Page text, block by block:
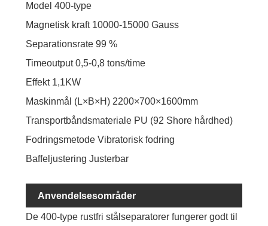
Model 400-type
Magnetisk kraft 10000-15000 Gauss
Separationsrate 99 %
Timeoutput 0,5-0,8 tons/time
Effekt 1,1KW
Maskinmål (L×B×H) 2200×700×1600mm
Transportbåndsmateriale PU (92 Shore hårdhed)
Fodringsmetode Vibratorisk fodring
Baffeljustering Justerbar
Anvendelsesområder
De 400-type rustfri stålseparatorer fungerer godt til